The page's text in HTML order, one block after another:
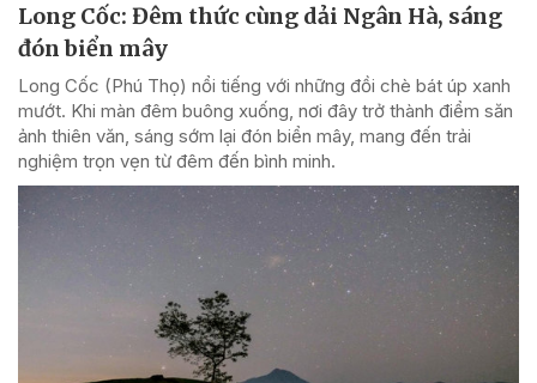
Long Cốc: Đêm thức cùng dải Ngân Hà, sáng
đón biển mây
Long Cốc (Phú Thọ) nổi tiếng với những đồi chè bát úp xanh
mướt. Khi màn đêm buông xuống, nơi đây trở thành điểm săn
ảnh thiên văn, sáng sớm lại đón biển mây, mang đến trải
nghiệm trọn vẹn từ đêm đến bình minh.